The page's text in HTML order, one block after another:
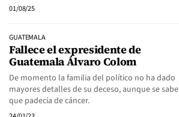
01/08/25
GUATEMALA
Fallece el expresidente de
Guatemala Álvaro Colom
De momento la familia del político no ha dado
mayores detalles de su deceso, aunque se sabe
que padecía de cáncer.